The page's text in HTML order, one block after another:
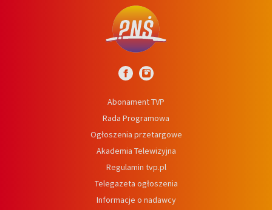
Abonament TVP
Rada Programowa
Ogłoszenia przetargowe
Akademia Telewizyjna
Regulamin tvp.pl
Telegazeta ogłoszenia
Informacje o nadawcy